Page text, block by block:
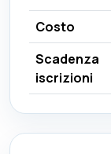
Costo
Scadenza
iscrizioni